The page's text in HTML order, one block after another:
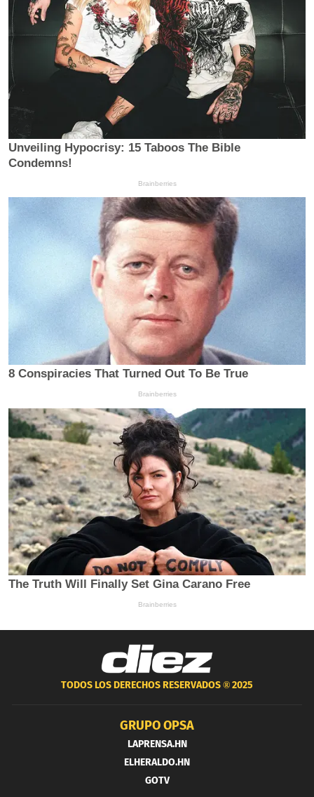
TODOS LOS DERECHOS RESERVADOS ®2025
GRUPO OPSA
LAPRENSA.HN
ELHERALDO.HN
GOTV